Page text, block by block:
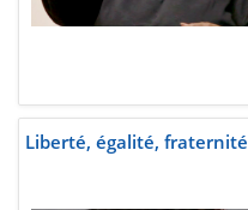
Liberté, égalité, fraternité